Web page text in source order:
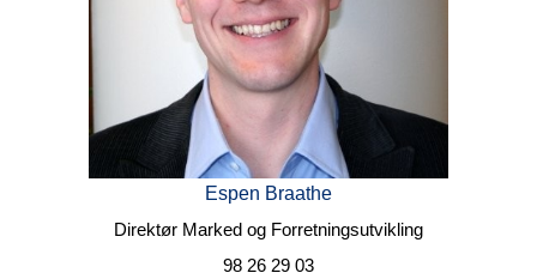
Espen Braathe
Direktør Marked og Forretningsutvikling
98 26 29 03